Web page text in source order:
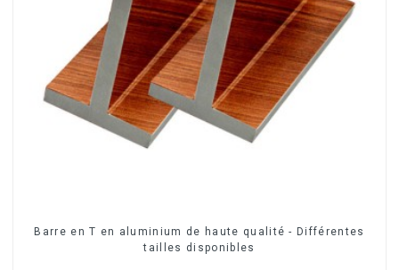
Barre en T en aluminium de haute qualité - Différentes
tailles disponibles